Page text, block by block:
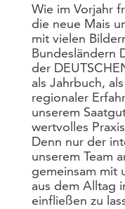
Wie im Vorjahr
die neue Mais
mit vielen
Bundesländern
der
als Jahrbuch,
regionaler
unserem
wertvolles
Denn nur der
unserem Team
gemeinsam mit
aus dem Alltag
einfließen zu